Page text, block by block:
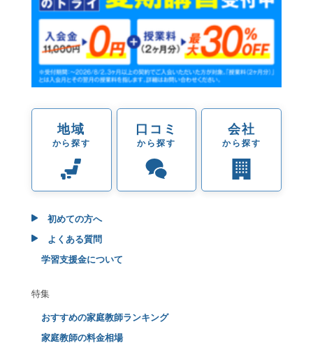
地域
から探す
口コミ
から探す
会社
から探す
初めての方へ
よくある質問
学習支援金について
特集
おすすめの家庭教師ランキング
家庭教師の料金相場